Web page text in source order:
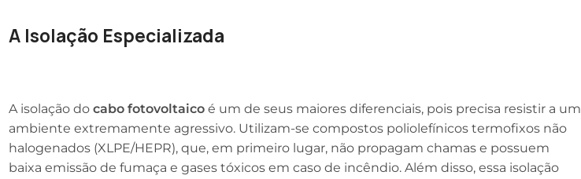
A Isolação Especializada
A isolação do cabo fotovoltaico é um de seus maiores diferenciais, pois precisa resistir a um
ambiente extremamente agressivo. Utilizam-se compostos poliolefínicos termofixos não
halogenados (XLPE/HEPR), que, em primeiro lugar, não propagam chamas e possuem
baixa emissão de fumaça e gases tóxicos em caso de incêndio. Além disso, essa isolação